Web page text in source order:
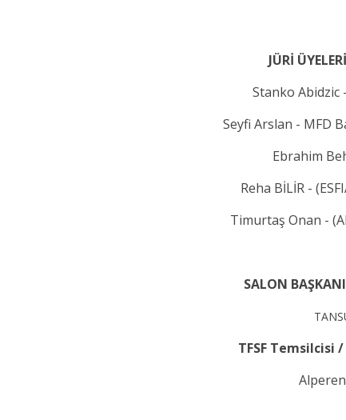
JÜRİ
Stanko Abidzic
Seyfi Arslan - MFD
Ebrahim
Reha BİLİR -
Timurtaş Onan -
SALON
TFSF Temsilcisi